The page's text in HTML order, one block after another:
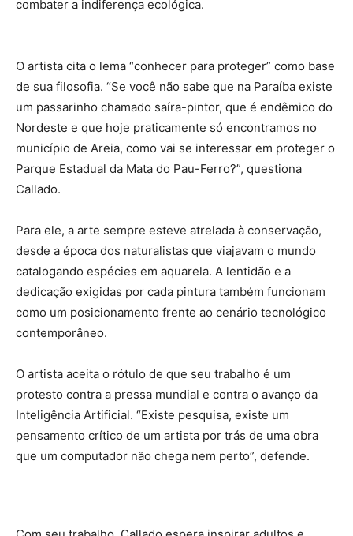
combater a indiferença ecológica.
O artista cita o lema “conhecer para proteger” como base
de sua filosofia. “Se você não sabe que na Paraíba existe
um passarinho chamado saíra-pintor, que é endêmico do
Nordeste e que hoje praticamente só encontramos no
município de Areia, como vai se interessar em proteger o
Parque Estadual da Mata do Pau-Ferro?”, questiona
Callado.
Para ele, a arte sempre esteve atrelada à conservação,
desde a época dos naturalistas que viajavam o mundo
catalogando espécies em aquarela. A lentidão e a
dedicação exigidas por cada pintura também funcionam
como um posicionamento frente ao cenário tecnológico
contemporâneo.
O artista aceita o rótulo de que seu trabalho é um
protesto contra a pressa mundial e contra o avanço da
Inteligência Artificial. “Existe pesquisa, existe um
pensamento crítico de um artista por trás de uma obra
que um computador não chega nem perto”, defende.